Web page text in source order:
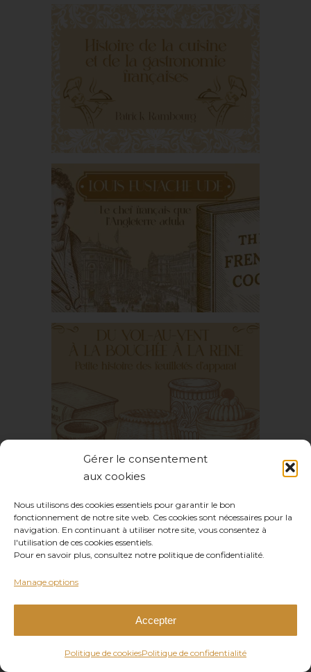
Gérer le consentement
aux cookies
Nous utilisons des cookies essentiels pour garantir le bon
fonctionnement de notre site web. Ces cookies sont nécessaires pour la
navigation. En continuant à utiliser notre site, vous consentez à
l'utilisation de ces cookies essentiels.
Pour en savoir plus, consultez notre politique de confidentialité.
Manage options
Accepter
Politique de cookiesPolitique de confidentialité
La fourchette : De
Byzance à Versailles,
l’itinéraire tumultueux
Histoire de la cuisine et
chef français que
l’Angleterre adula
Du vol-au-vent à la
bouchée à la reine :